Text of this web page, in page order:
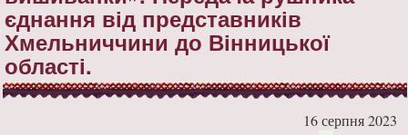
єднання від представників
Хмельниччини до Вінницької
області.
16 серпня 2023